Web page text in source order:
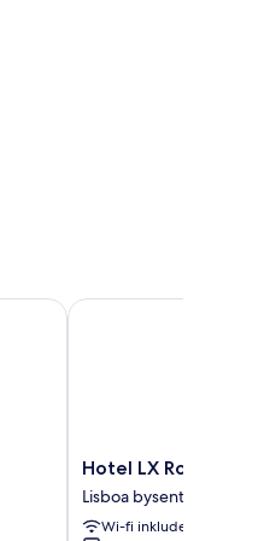
Hotel
LX
Rossio
Lisboa
Hotel LX Rossio
Lisboa bysentrum
Wi-fi inkludert
Hotel LX Rossio